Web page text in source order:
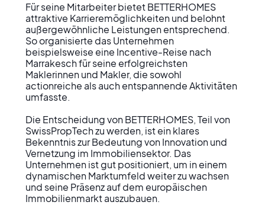
Für seine Mitarbeiter bietet BETTERHOMES
attraktive Karrieremöglichkeiten und belohnt
außergewöhnliche Leistungen entsprechend.
So organisierte das Unternehmen
beispielsweise eine Incentive-Reise nach
Marrakesch für seine erfolgreichsten
Maklerinnen und Makler, die sowohl
actionreiche als auch entspannende Aktivitäten
umfasste.
Die Entscheidung von BETTERHOMES, Teil von
SwissPropTech zu werden, ist ein klares
Bekenntnis zur Bedeutung von Innovation und
Vernetzung im Immobiliensektor. Das
Unternehmen ist gut positioniert, um in einem
dynamischen Marktumfeld weiter zu wachsen
und seine Präsenz auf dem europäischen
Immobilienmarkt auszubauen.